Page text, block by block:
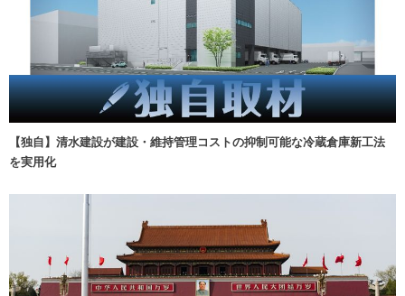
【独自】清水建設が建設・維持管理コストの抑制可能な冷蔵倉庫新工法
を実用化